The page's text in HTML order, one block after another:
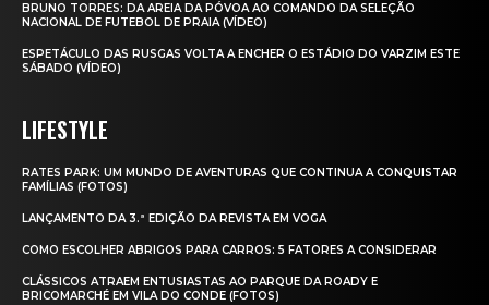
BRUNO TORRES: DA AREIA DA PÓVOA AO COMANDO DA SELEÇÃO
NACIONAL DE FUTEBOL DE PRAIA (VÍDEO)
ESPETÁCULO DAS RUSGAS VOLTA A ENCHER O ESTÁDIO DO VARZIM ESTE
SÁBADO (VÍDEO)
LIFESTYLE
RATES PARK: UM MUNDO DE AVENTURAS QUE CONTINUA A CONQUISTAR
FAMÍLIAS (FOTOS)
LANÇAMENTO DA 3.ª EDIÇÃO DA REVISTA EM VOGA
COMO ESCOLHER ABRIGOS PARA CARROS: 5 FATORES A CONSIDERAR
CLÁSSICOS ATRAEM ENTUSIASTAS AO PARQUE DA ROADY E
BRICOMARCHÉ EM VILA DO CONDE (FOTOS)